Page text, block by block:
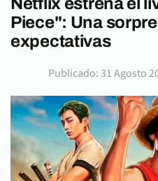
Piece": Una
expectativas
Publicado: 31 Agosto